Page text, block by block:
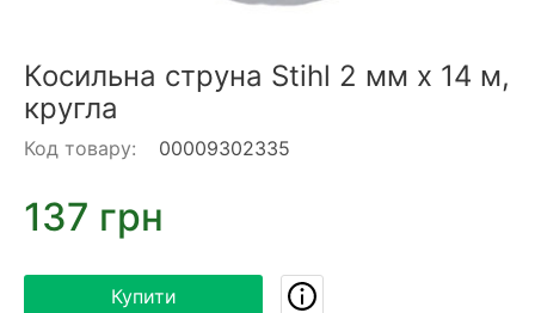
Косильна струна Stihl 2 мм х 14 м,
кругла
Код товару: 00009302335
137 грн
Купити